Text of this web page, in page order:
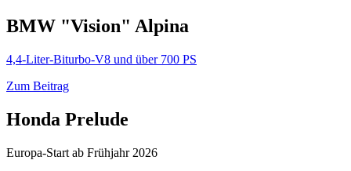
BMW "Vision" Alpina
4,4-Liter-Biturbo-V8 und über 700 PS
Zum Beitrag
Honda Prelude
Europa-Start ab Frühjahr 2026